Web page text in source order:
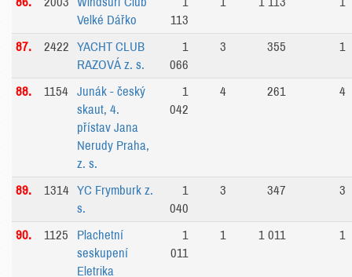
Velké Dářko
113
87. 2422
YACHT CLUB
RAZOVÁ z. s.
1
066
3 355 1
88. 1154
Junák - český
skaut, 4.
přístav Jana
Nerudy Praha,
z. s.
1
042
4 261 4
89. 1314 YC Frymburk z.
s.
1
040
3 347 3
90. 1125
Plachetní
seskupení
Eletrika
1
011
1 1 011 1